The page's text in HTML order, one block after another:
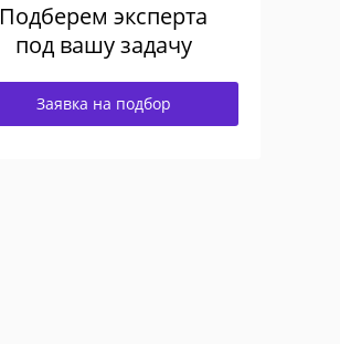
Подберем эксперта
под вашу задачу
Заявка на подбор